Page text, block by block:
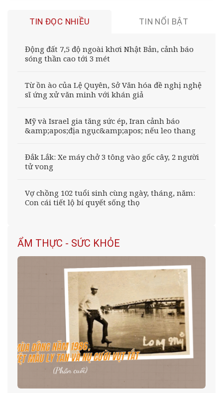
TIN ĐỌC NHIỀU TIN NỔI BẬT
Động đất 7,5 độ ngoài khơi Nhật Bản, cảnh báo
sóng thần cao tới 3 mét
Từ ồn ào của Lệ Quyên, Sở Văn hóa đề nghị nghệ
sĩ ứng xử văn minh với khán giả
Mỹ và Israel gia tăng sức ép, Iran cảnh báo
&amp;apos;địa ngục&amp;apos; nếu leo thang
Đắk Lắk: Xe máy chở 3 tông vào gốc cây, 2 người
tử vong
Vợ chồng 102 tuổi sinh cùng ngày, tháng, năm:
Con cái tiết lộ bí quyết sống thọ
ẨM THỰC - SỨC KHỎE